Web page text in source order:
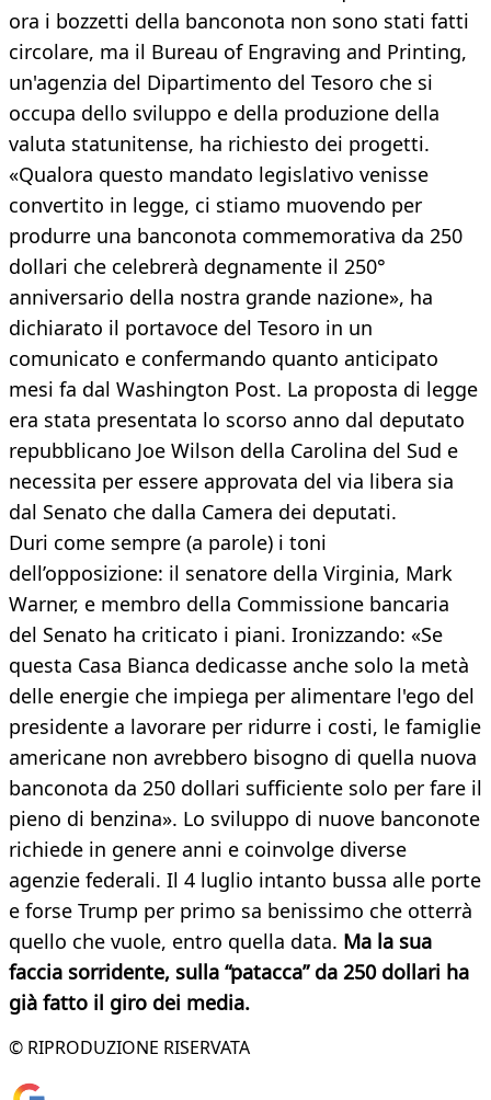
ora i bozzetti della banconota non sono stati fatti
circolare, ma il Bureau of Engraving and Printing,
un'agenzia del Dipartimento del Tesoro che si
occupa dello sviluppo e della produzione della
valuta statunitense, ha richiesto dei progetti.
«Qualora questo mandato legislativo venisse
convertito in legge, ci stiamo muovendo per
produrre una banconota commemorativa da 250
dollari che celebrerà degnamente il 250°
anniversario della nostra grande nazione», ha
dichiarato il portavoce del Tesoro in un
comunicato e confermando quanto anticipato
mesi fa dal Washington Post. La proposta di legge
era stata presentata lo scorso anno dal deputato
repubblicano Joe Wilson della Carolina del Sud e
necessita per essere approvata del via libera sia
dal Senato che dalla Camera dei deputati.
Duri come sempre (a parole) i toni
dell’opposizione: il senatore della Virginia, Mark
Warner, e membro della Commissione bancaria
del Senato ha criticato i piani. Ironizzando: «Se
questa Casa Bianca dedicasse anche solo la metà
delle energie che impiega per alimentare l'ego del
presidente a lavorare per ridurre i costi, le famiglie
americane non avrebbero bisogno di quella nuova
banconota da 250 dollari sufficiente solo per fare il
pieno di benzina». Lo sviluppo di nuove banconote
richiede in genere anni e coinvolge diverse
agenzie federali. Il 4 luglio intanto bussa alle porte
e forse Trump per primo sa benissimo che otterrà
quello che vuole, entro quella data. Ma la sua
faccia sorridente, sulla “patacca” da 250 dollari ha
già fatto il giro dei media.
© RIPRODUZIONE RISERVATA